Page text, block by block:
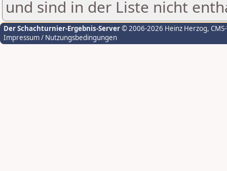
und sind in der Liste nicht
Der Schachturnier-Ergebnis-Server© 2006-2026 Heinz Herzog,
Impressum / Nutzungsbedingungen